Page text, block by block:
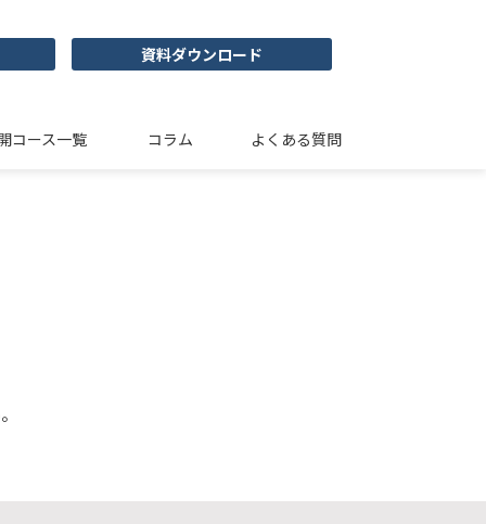
資料ダウンロード
コース一覧 コラム よくある質問